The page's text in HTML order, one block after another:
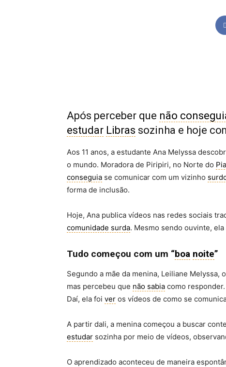
Após perceber que não
estudar Libras sozinha e hoje
Aos 11 anos, a estudante Ana Melyssa
o mundo. Moradora de Piripiri, no Norte do
conseguia se comunicar com um vizinho
forma de inclusão.
Hoje, Ana publica vídeos nas redes sociais
comunidade surda. Mesmo sendo ouvinte,
Tudo começou com um “boa noite”
Segundo a mãe da menina, Leiliane
mas percebeu que não sabia como
Daí, ela foi ver os vídeos de como se
A partir dali, a menina começou a buscar
estudar sozinha por meio de vídeos,
O aprendizado aconteceu de maneira